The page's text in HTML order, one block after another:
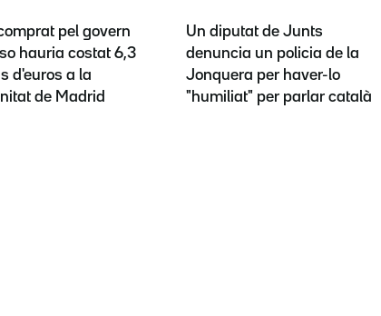
pel govern
hauria costat 6,3
d'euros a la
de Madrid
Un diputat de Junts
denuncia un policia de la
Jonquera per haver-lo
"humiliat" per parlar català